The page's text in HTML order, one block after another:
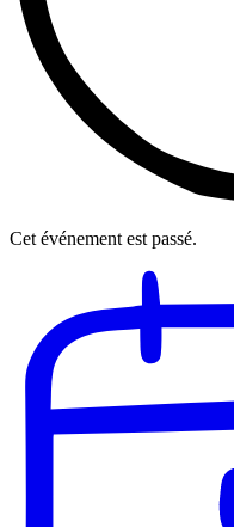
Cet événement est passé.